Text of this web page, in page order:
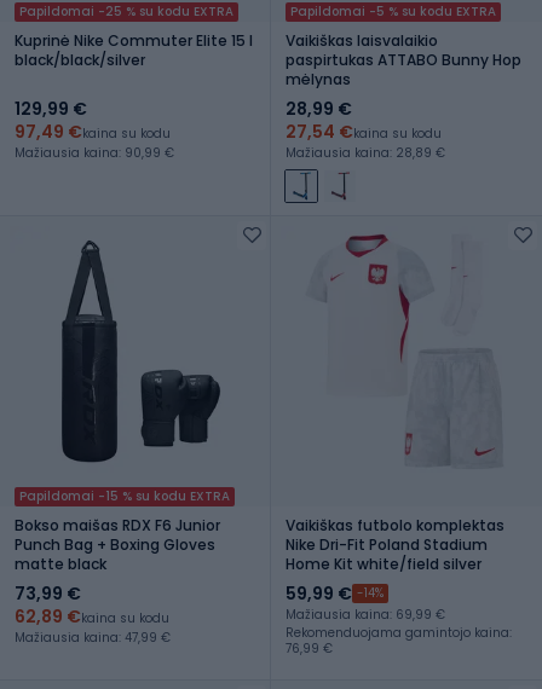
Papildomai -25 % su kodu EXTRA
Kuprinė Nike Commuter Elite 15 l
black/black/silver
129,99 €
97,49 €kaina su kodu
Mažiausia kaina: 90,99 €
Papildomai -5 % su kodu EXTRA
Vaikiškas laisvalaikio
paspirtukas ATTABO Bunny Hop
mėlynas
28,99 €
27,54 €kaina su kodu
Mažiausia kaina: 28,89 €
Papildomai -15 % su kodu EXTRA
Bokso maišas RDX F6 Junior
Punch Bag + Boxing Gloves
matte black
73,99 €
62,89 €kaina su kodu
Mažiausia kaina: 47,99 €
Vaikiškas futbolo komplektas
Nike Dri-Fit Poland Stadium
Home Kit white/field silver
59,99 € -14%
Mažiausia kaina: 69,99 €
Rekomenduojama gamintojo kaina:
76,99 €